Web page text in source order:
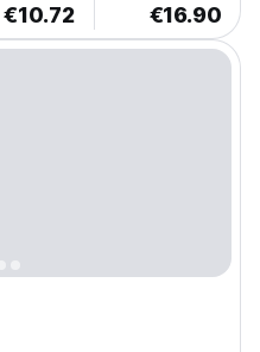
€10.72 €16.90